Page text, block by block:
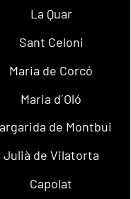
La Quar
Sant Celoni
Maria de Corcó
Maria d´Oló
de Montbui
Julià de Vilatorta
Capolat